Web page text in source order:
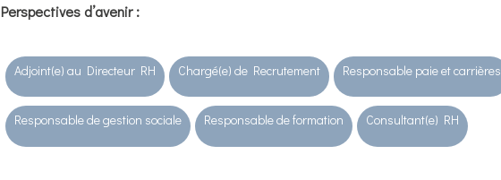
Perspectives d’avenir:
Adjoint(e) au Directeur RH Chargé(e) de Recrutement Responsable paie et carrières
Responsable de gestion sociale Responsable de formation Consultant(e) RH